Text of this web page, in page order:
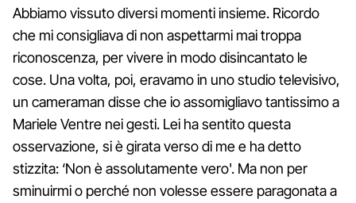
Abbiamo vissuto diversi momenti insieme. Ricordo
che mi consigliava di non aspettarmi mai troppa
riconoscenza, per vivere in modo disincantato le
cose. Una volta, poi, eravamo in uno studio televisivo,
un cameraman disse che io assomigliavo tantissimo a
Mariele Ventre nei gesti. Lei ha sentito questa
osservazione, si è girata verso di me e ha detto
stizzita: ‘Non è assolutamente vero'. Ma non per
sminuirmi o perché non volesse essere paragonata a